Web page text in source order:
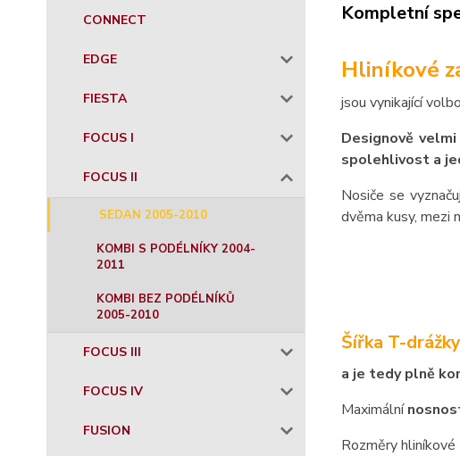
CONNECT
EDGE
FIESTA
FOCUS I
FOCUS II
SEDAN 2005-2010
KOMBI S PODÉLNÍKY 2004-
2011
KOMBI BEZ PODÉLNÍKŮ
2005-2010
FOCUS III
FOCUS IV
FUSION
Kompletní
Hliníkové
jsou vynikající
Designově
spolehlivost a
Nosiče se
dvěma kusy, mezi
Šířka T-
a je tedy plně
Maximální
Rozměry